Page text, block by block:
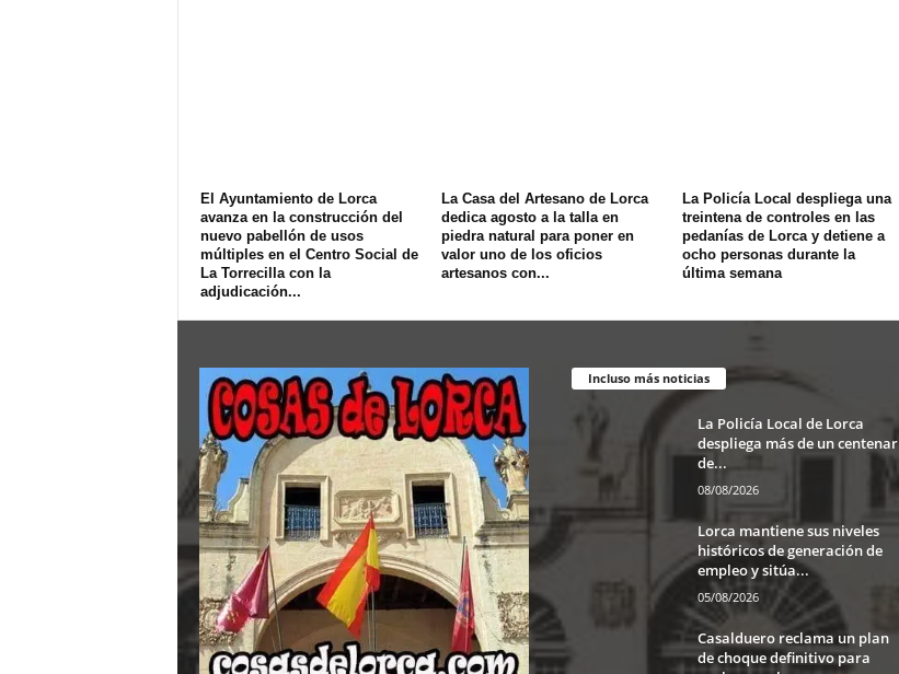
El Ayuntamiento de Lorca
avanza en la construcción del
nuevo pabellón de usos
múltiples en el Centro Social de
La Torrecilla con la
adjudicación...
La Casa del Artesano de Lorca
dedica agosto a la talla en
piedra natural para poner en
valor uno de los oficios
artesanos con...
La Policía Local despliega una
treintena de controles en las
pedanías de Lorca y detiene a
ocho personas durante la
última semana
Incluso más noticias
La Policía Local de Lorca
despliega más de un centenar
de...
08/08/2026
Lorca mantiene sus niveles
históricos de generación de
empleo y sitúa...
05/08/2026
Casalduero reclama un plan
de choque definitivo para